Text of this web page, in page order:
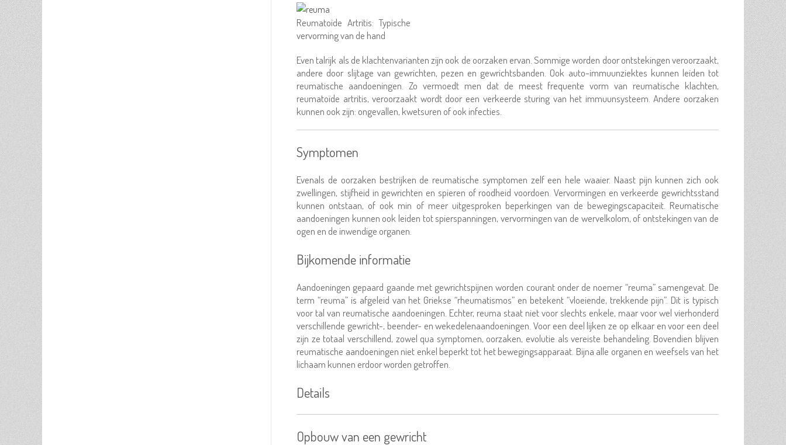
Reumatoïde Artritis: Typische
vervorming van de hand
Even talrijk als de klachtenvarianten zijn ook de oorzaken ervan. Sommige worden door ontstekingen veroorzaakt,
andere door slijtage van gewrichten, pezen en gewrichtsbanden. Ook auto-immuunziektes kunnen leiden tot
reumatische aandoeningen. Zo vermoedt men dat de meest frequente vorm van reumatische klachten,
reumatoïde artritis, veroorzaakt wordt door een verkeerde sturing van het immuunsysteem. Andere oorzaken
kunnen ook zijn: ongevallen, kwetsuren of ook infecties.
Symptomen
Evenals de oorzaken bestrijken de reumatische symptomen zelf een hele waaier. Naast pijn kunnen zich ook
zwellingen, stijfheid in gewrichten en spieren of roodheid voordoen. Vervormingen en verkeerde gewrichtsstand
kunnen ontstaan, of ook min of meer uitgesproken beperkingen van de bewegingscapaciteit. Reumatische
aandoeningen kunnen ook leiden tot spierspanningen, vervormingen van de wervelkolom, of ontstekingen van de
ogen en de inwendige organen.
Bijkomende informatie
Aandoeningen gepaard gaande met gewrichtspijnen worden courant onder de noemer “reuma” samengevat. De
term “reuma” is afgeleid van het Griekse “rheumatismos” en betekent “vloeiende, trekkende pijn”. Dit is typisch
voor tal van reumatische aandoeningen. Echter, reuma staat niet voor slechts enkele, maar voor wel vierhonderd
verschillende gewricht-, beender- en wekedelenaandoeningen. Voor een deel lijken ze op elkaar en voor een deel
zijn ze totaal verschillend, zowel qua symptomen, oorzaken, evolutie als vereiste behandeling. Bovendien blijven
reumatische aandoeningen niet enkel beperkt tot het bewegingsapparaat. Bijna alle organen en weefsels van het
lichaam kunnen erdoor worden getroffen.
Details
Opbouw van een gewricht